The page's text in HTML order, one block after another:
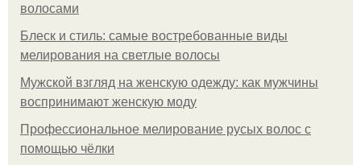
волосами
Блеск и стиль: самые востребованные виды
мелирования на светлые волосы
Мужской взгляд на женскую одежду: как мужчины
воспринимают женскую моду
Профессиональное мелирование русых волос с
помощью чёлки